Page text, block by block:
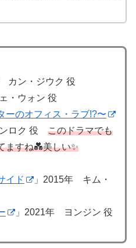
カン・ジウク 役
・ウォン 役
ーのオフィス・ラブ!?〜
ロク 役 このドラマでも
ますね💑美しい✨
イド
」2015年 キム・
」2021年 ヨンジン 役